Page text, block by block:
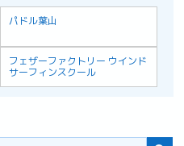
パドル葉山
フェザーファクトリー ウインド
サーフィンスクール